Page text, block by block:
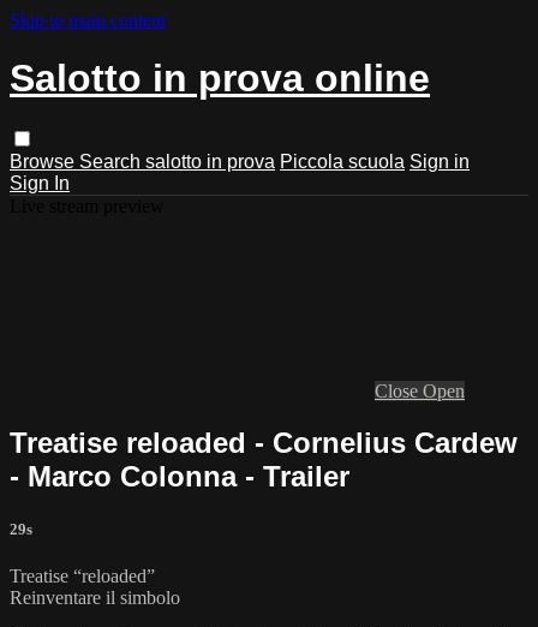
Skip to main content
Salotto in prova online
Browse Search salotto in prova Piccola scuola Sign in
Sign In
Close Open
Treatise reloaded - Cornelius Cardew
- Marco Colonna - Trailer
29s
Treatise “reloaded”
Reinventare il simbolo